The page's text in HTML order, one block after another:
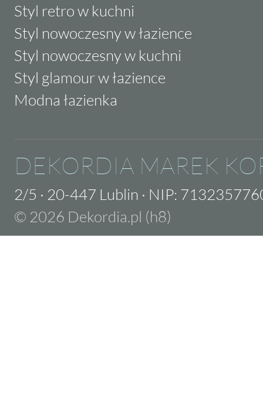
Styl retro w kuchni
Styl nowoczesny w łazience
Styl nowoczesny w kuchni
Styl glamour w łazience
Modna łazienka
DEKORDIA MAREK
2/5 · 20-447 Lublin · NIP:
© 2026 Dekordia.pl (h8)